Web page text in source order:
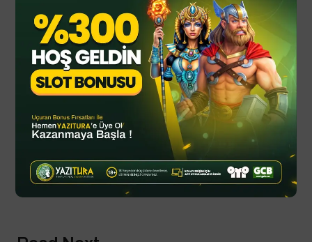
sports yazitura yazituraonline
yazituraoyna
yazituraspor
UpdatedEylül 11, 2025